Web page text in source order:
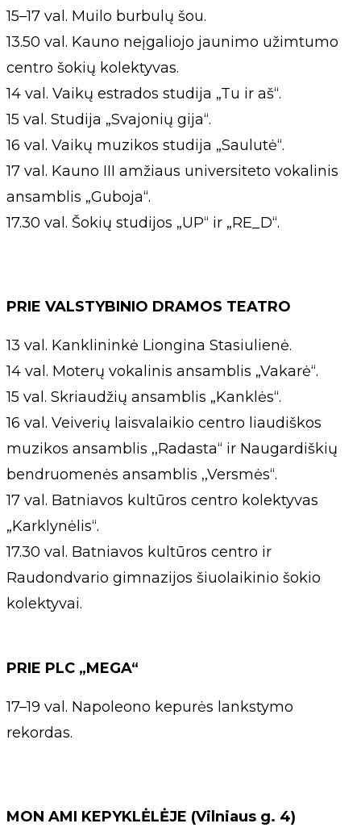
15–17 val. Muilo burbulų šou.
13.50 val. Kauno neįgaliojo jaunimo užimtumo
centro šokių kolektyvas.
14 val. Vaikų estrados studija „Tu ir aš“.
15 val. Studija „Svajonių gija“.
16 val. Vaikų muzikos studija „Saulutė“.
17 val. Kauno III amžiaus universiteto vokalinis
ansamblis „Guboja“.
17.30 val. Šokių studijos „UP“ ir „RE_D“.
PRIE VALSTYBINIO DRAMOS TEATRO
13 val. Kanklininkė Liongina Stasiulienė.
14 val. Moterų vokalinis ansamblis „Vakarė“.
15 val. Skriaudžių ansamblis „Kanklės“.
16 val. Veiverių laisvalaikio centro liaudiškos
muzikos ansamblis ,,Radasta“ ir Naugardiškių
bendruomenės ansamblis ,,Versmės“.
17 val. Batniavos kultūros centro kolektyvas
„Karklynėlis“.
17.30 val. Batniavos kultūros centro ir
Raudondvario gimnazijos šiuolaikinio šokio
kolektyvai.
PRIE PLC „MEGA“
17–19 val. Napoleono kepurės lankstymo
rekordas.
MON AMI KEPYKLĖLĖJE (Vilniaus g. 4)